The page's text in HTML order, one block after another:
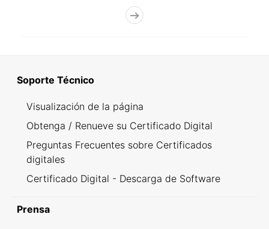
Soporte Técnico
Visualización de la página
Obtenga / Renueve su Certificado Digital
Preguntas Frecuentes sobre Certificados
digitales
Certificado Digital - Descarga de Software
Prensa